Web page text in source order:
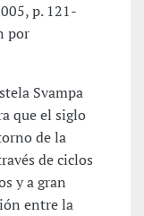
p. 121-
por
Svampa
que el siglo
de la
de ciclos
y a gran
entre la